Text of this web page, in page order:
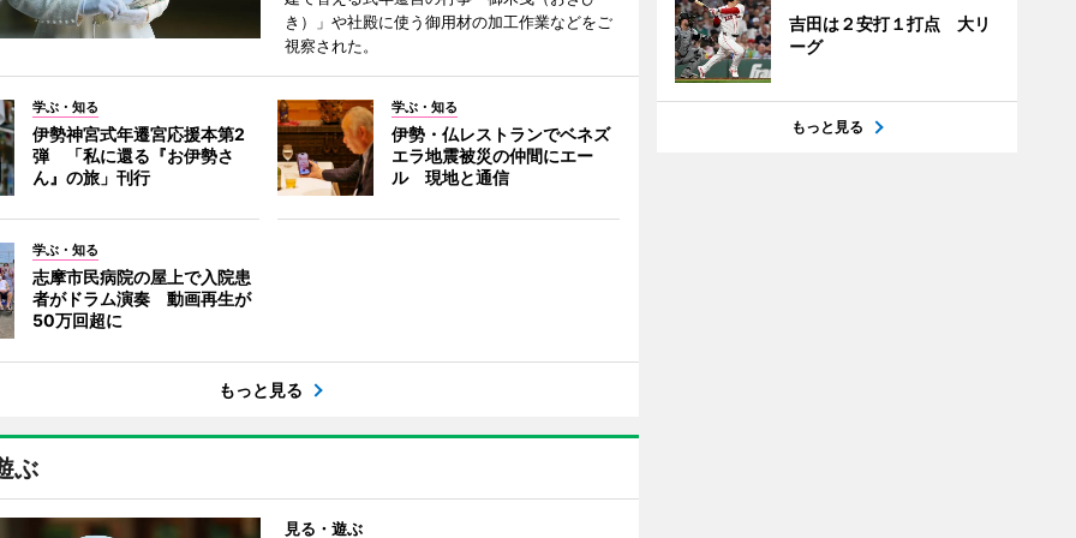
き）」や社殿に使う御用材の加工作業などをご
視察された。
学ぶ・知る
伊勢神宮式年遷宮応援本第2
弾 「私に還る『お伊勢さ
ん』の旅」刊行
学ぶ・知る
伊勢・仏レストランでベネズ
エラ地震被災の仲間にエー
ル 現地と通信
学ぶ・知る
志摩市民病院の屋上で入院患
者がドラム演奏 動画再生が
50万回超に
もっと見る
ぶ
見る・遊ぶ
吉田は２安打１打点 大リ
ーグ
もっと見る